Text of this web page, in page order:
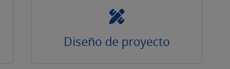
Diseño de proyecto